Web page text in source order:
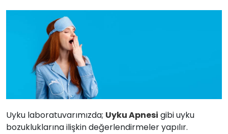
Uyku laboratuvarımızda; Uyku Apnesi gibi uyku
bozukluklarına ilişkin değerlendirmeler yapılır.